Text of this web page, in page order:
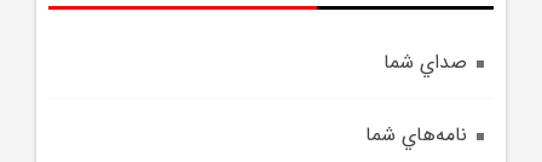
صداي شما
نامه‌هاي شما